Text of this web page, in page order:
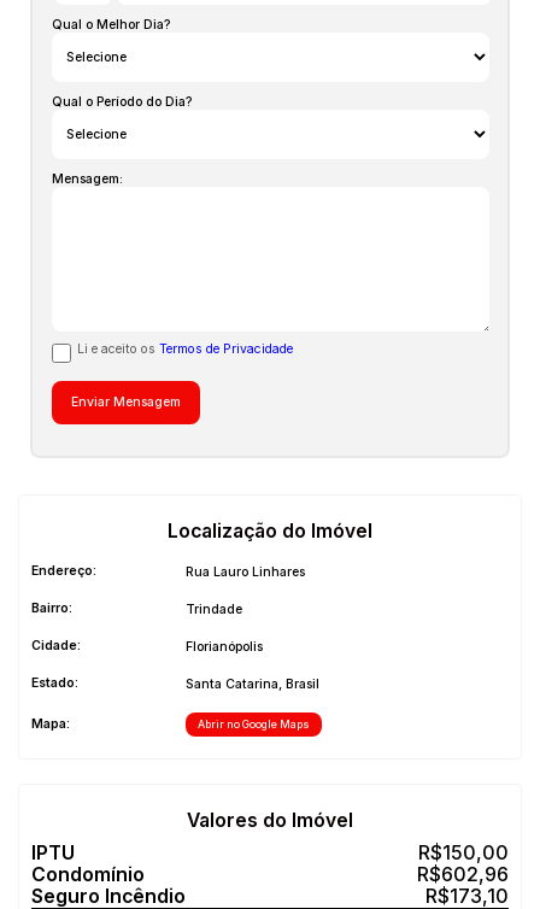
Qual o Melhor Dia?
Qual o Período do Dia?
Mensagem:
Li e aceito os Termos de Privacidade
Localização do Imóvel
Endereço: Rua Lauro Linhares
Bairro: Trindade
Cidade: Florianópolis
Estado: Santa Catarina, Brasil
Mapa: Abrir no Google Maps
Valores do Imóvel
R$150,00
R$602,96
R$173,10